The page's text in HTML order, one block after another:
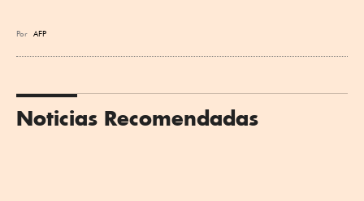
Por AFP
Noticias Recomendadas